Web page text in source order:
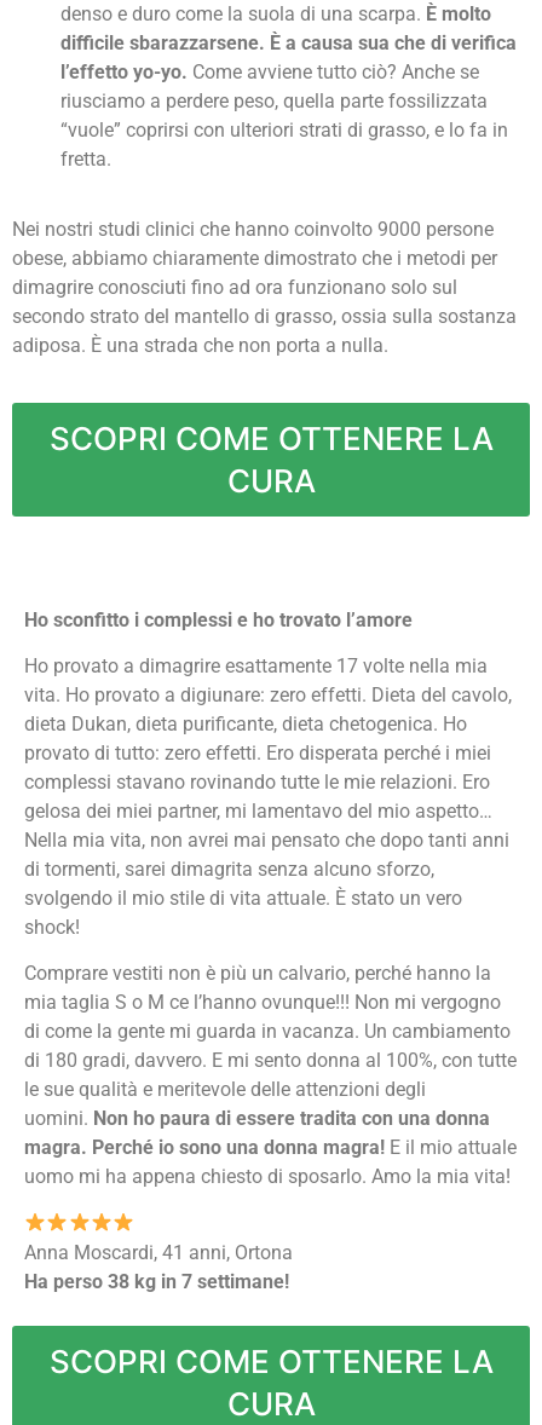
denso e duro come la suola di una scarpa. È molto
difficile sbarazzarsene. È a causa sua che di verifica
l’effetto yo-yo. Come avviene tutto ciò? Anche se
riusciamo a perdere peso, quella parte fossilizzata
“vuole” coprirsi con ulteriori strati di grasso, e lo fa in
fretta.
Nei nostri studi clinici che hanno coinvolto 9000 persone
obese, abbiamo chiaramente dimostrato che i metodi per
dimagrire conosciuti fino ad ora funzionano solo sul
secondo strato del mantello di grasso, ossia sulla sostanza
adiposa. È una strada che non porta a nulla.
SCOPRI COME OTTENERE LA
CURA
Ho sconfitto i complessi e ho trovato l’amore
Ho provato a dimagrire esattamente 17 volte nella mia
vita. Ho provato a digiunare: zero effetti. Dieta del cavolo,
dieta Dukan, dieta purificante, dieta chetogenica. Ho
provato di tutto: zero effetti. Ero disperata perché i miei
complessi stavano rovinando tutte le mie relazioni. Ero
gelosa dei miei partner, mi lamentavo del mio aspetto…
Nella mia vita, non avrei mai pensato che dopo tanti anni
di tormenti, sarei dimagrita senza alcuno sforzo,
svolgendo il mio stile di vita attuale. È stato un vero
shock!
Comprare vestiti non è più un calvario, perché hanno la
mia taglia S o M ce l’hanno ovunque!!! Non mi vergogno
di come la gente mi guarda in vacanza. Un cambiamento
di 180 gradi, davvero. E mi sento donna al 100%, con tutte
le sue qualità e meritevole delle attenzioni degli
uomini. Non ho paura di essere tradita con una donna
magra. Perché io sono una donna magra! E il mio attuale
uomo mi ha appena chiesto di sposarlo. Amo la mia vita!
Anna Moscardi, 41 anni, Ortona
Ha perso 38 kg in 7 settimane!
SCOPRI COME OTTENERE LA
CURA